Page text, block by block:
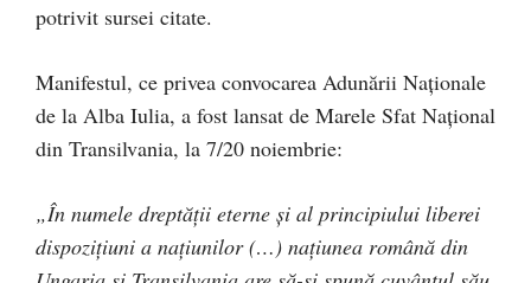
potrivit sursei citate.
Manifestul, ce privea convocarea Adunării Naţionale
de la Alba Iulia, a fost lansat de Marele Sfat Naţional
din Transilvania, la 7/20 noiembrie:
„În numele dreptăţii eterne şi al principiului liberei
dispoziţiuni a naţiunilor (…) naţiunea română din